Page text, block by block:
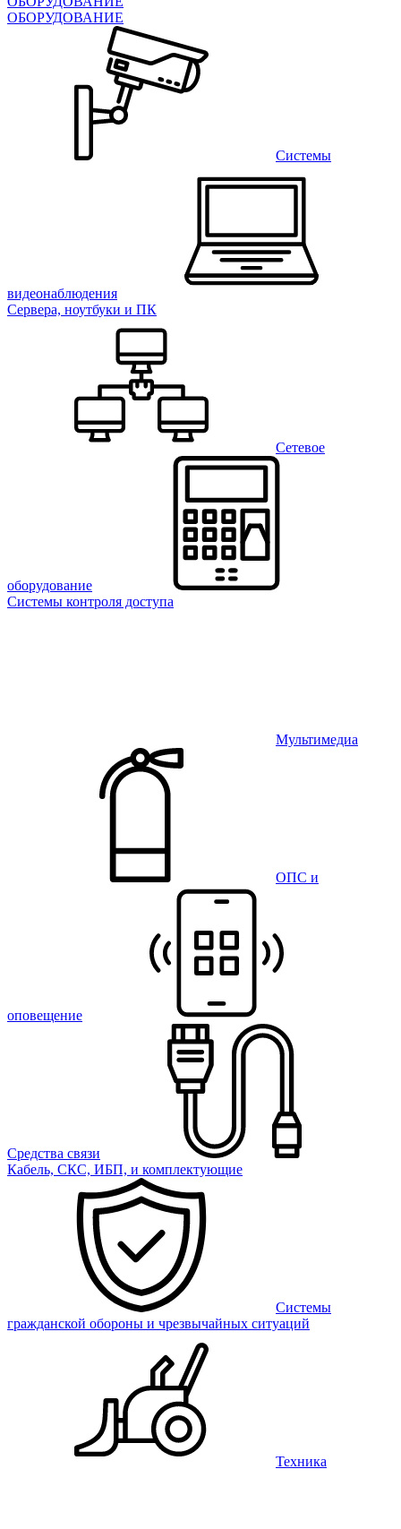
ОБОРУДОВАНИЕ
Системы
видеонаблюдения
Сервера, ноутбуки и ПК
Сетевое
оборудование
Системы контроля доступа
Мультимедиа
ОПС и
оповещение
Средства связи
Кабель, СКС, ИБП, и комплектующие
Системы
гражданской обороны и чрезвычайных ситуаций
Техника